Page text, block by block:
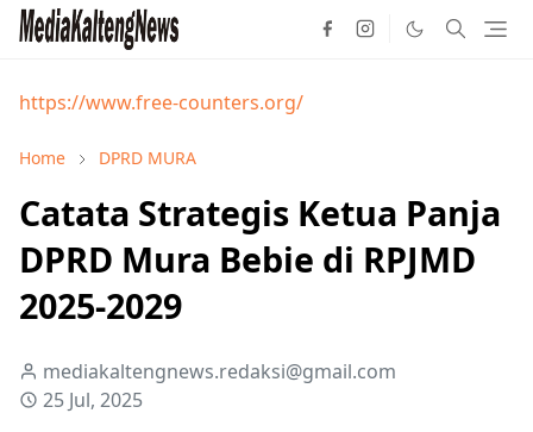
https://www.free-counters.org/
Home DPRD MURA
Catata Strategis Ketua Panja
DPRD Mura Bebie di RPJMD
2025-2029
mediakaltengnews.redaksi@gmail.com
25 Jul, 2025